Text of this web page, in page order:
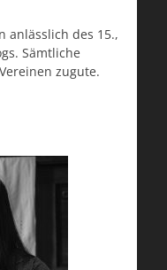
anlässlich des 15.,
Sämtliche
zugute.